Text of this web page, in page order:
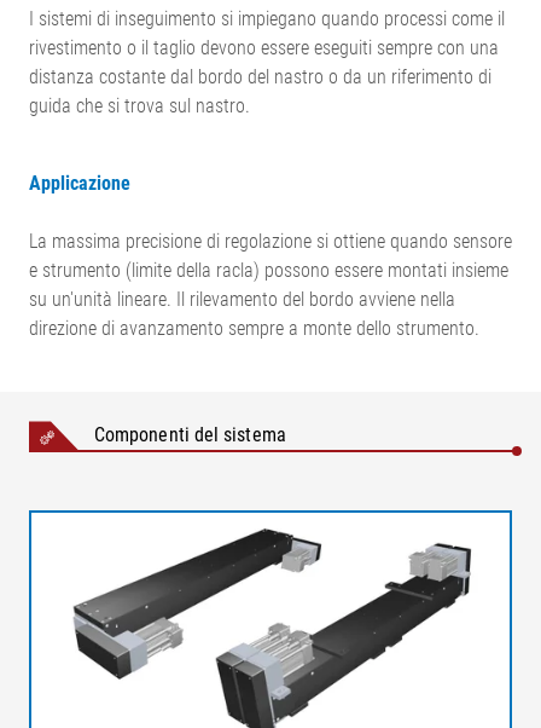
I sistemi di inseguimento si impiegano quando processi come il
rivestimento o il taglio devono essere eseguiti sempre con una
distanza costante dal bordo del nastro o da un riferimento di
guida che si trova sul nastro.
Applicazione
La massima precisione di regolazione si ottiene quando sensore
e strumento (limite della racla) possono essere montati insieme
su un'unità lineare. Il rilevamento del bordo avviene nella
direzione di avanzamento sempre a monte dello strumento.
Componenti del sistema